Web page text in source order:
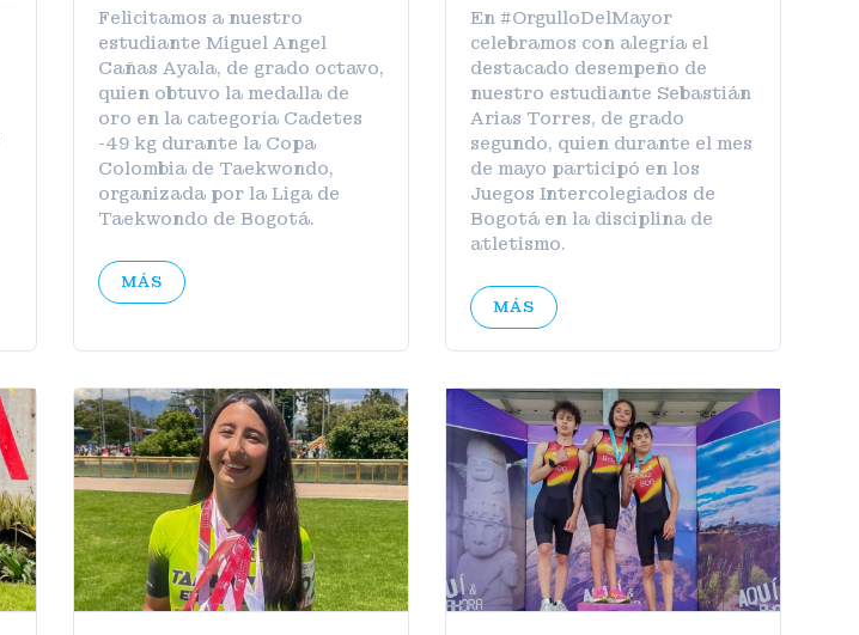
Felicitamos a nuestro
estudiante Miguel Angel
Cañas Ayala, de grado octavo,
quien obtuvo la medalla de
oro en la categoría Cadetes
-49 kg durante la Copa
Colombia de Taekwondo,
organizada por la Liga de
Taekwondo de Bogotá.
MÁS
En #OrgulloDelMayor
celebramos con alegría el
destacado desempeño de
nuestro estudiante Sebastián
Arias Torres, de grado
segundo, quien durante el mes
de mayo participó en los
Juegos Intercolegiados de
Bogotá en la disciplina de
atletismo.
MÁS